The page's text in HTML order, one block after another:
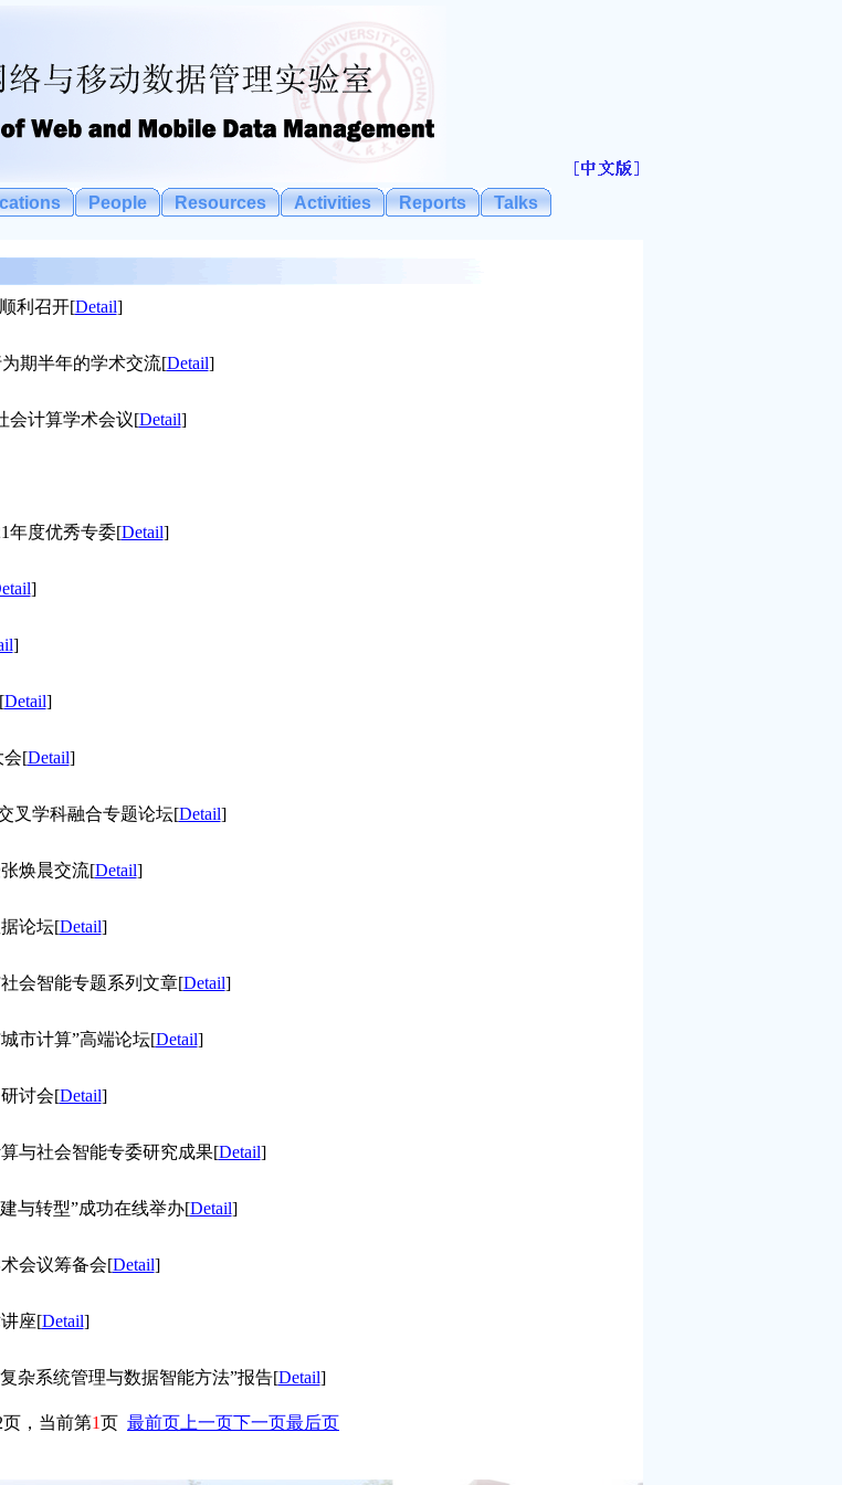
People Resources Activities Reports Talks
利召开[Detail]
期半年的学术交流[Detail]
会计算学术会议[Detail]
年度优秀专委[Detail]
]
]
Detail]
会[Detail]
叉学科融合专题论坛[Detail]
焕晨交流[Detail]
论坛[Detail]
会智能专题系列文章[Detail]
市计算”高端论坛[Detail]
讨会[Detail]
与社会智能专委研究成果[Detail]
与转型”成功在线举办[Detail]
会议筹备会[Detail]
座[Detail]
杂系统管理与数据智能方法”报告[Detail]
，当前第1页 最前页 上一页下一页最后页